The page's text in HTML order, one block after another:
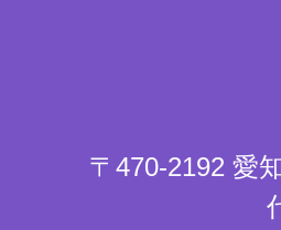
〒470-2192 愛